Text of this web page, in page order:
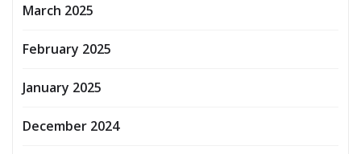
March 2025
February 2025
January 2025
December 2024